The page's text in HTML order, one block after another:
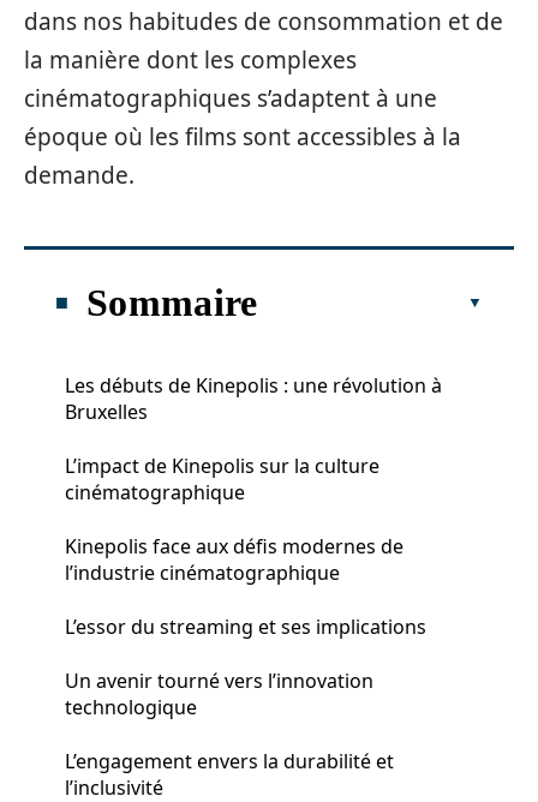
dans nos habitudes de consommation et de
la manière dont les complexes
cinématographiques s’adaptent à une
époque où les films sont accessibles à la
demande.
Sommaire
Les débuts de Kinepolis : une révolution à
Bruxelles
L’impact de Kinepolis sur la culture
cinématographique
Kinepolis face aux défis modernes de
l’industrie cinématographique
L’essor du streaming et ses implications
Un avenir tourné vers l’innovation
technologique
L’engagement envers la durabilité et
l’inclusivité